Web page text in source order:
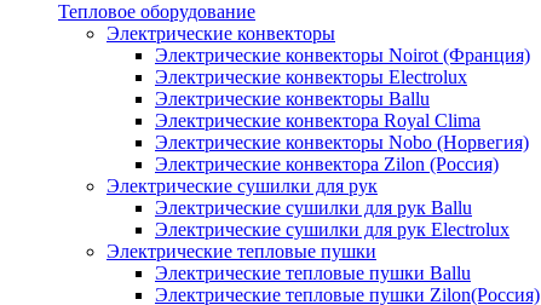
Тепловое оборудование
Электрические конвекторы
Электрические конвекторы Noirot (Франция)
Электрические конвекторы Electrolux
Электрические конвекторы Ballu
Электрические конвектора Royal Clima
Электрические конвекторы Nobo (Норвегия)
Электрические конвектора Zilon (Россия)
Электрические сушилки для рук
Электрические сушилки для рук Ballu
Электрические сушилки для рук Electrolux
Электрические тепловые пушки
Электрические тепловые пушки Ballu
Электрические тепловые пушки Zilon(Россия)